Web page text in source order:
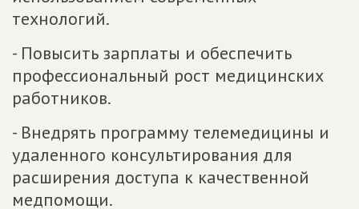
технологий.
- Повысить зарплаты и обеспечить
профессиональный рост медицинских
работников.
- Внедрять программу телемедицины и
удаленного консультирования для
расширения доступа к качественной
медпомощи.